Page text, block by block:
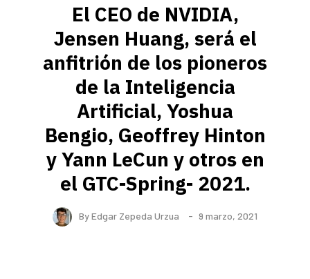
El CEO de NVIDIA,
Jensen Huang, será el
anfitrión de los pioneros
de la Inteligencia
Artificial, Yoshua
Bengio, Geoffrey Hinton
y Yann LeCun y otros en
el GTC-Spring- 2021.
ByEdgar Zepeda Urzua 9 marzo, 2021